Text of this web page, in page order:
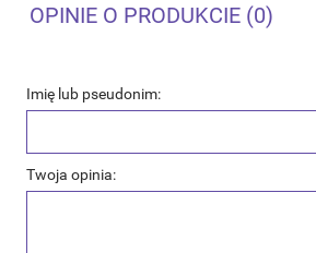
OPINIE O PRODUKCIE (0)
Imię lub pseudonim:
Twoja opinia: